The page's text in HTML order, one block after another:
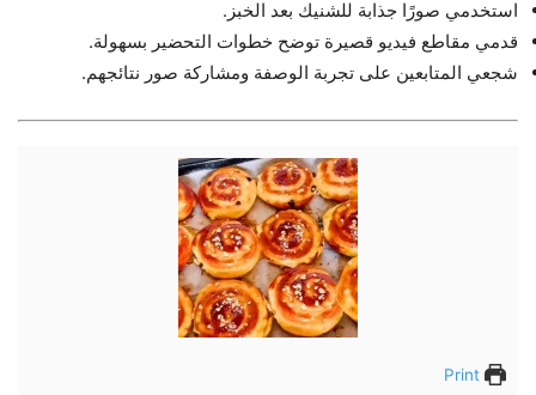
استخدمي صورًا جذابة للشنيك بعد الخبز.
قدمي مقاطع فيديو قصيرة توضح خطوات التحضير بسهولة.
شجعي المتابعين على تجربة الوصفة ومشاركة صور نتائجهم.
Print